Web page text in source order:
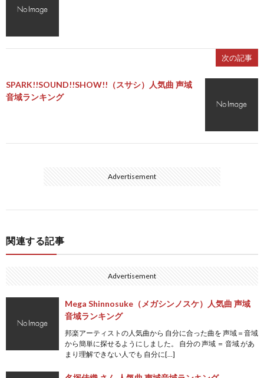
次の記事
SPARK!!SOUND!!SHOW!!（スサシ）人気曲 声域
音域ランキング
Advertisement
関連する記事
Advertisement
Mega Shinnosuke（メガシンノスケ）人気曲 声域
音域ランキング
邦楽アーティストの人気曲から 自分に合った曲を 声域＝音域
から簡単に探せるようにしました。 自分の 声域 ＝ 音域 があ
まり理解できない人でも 自分に[…]